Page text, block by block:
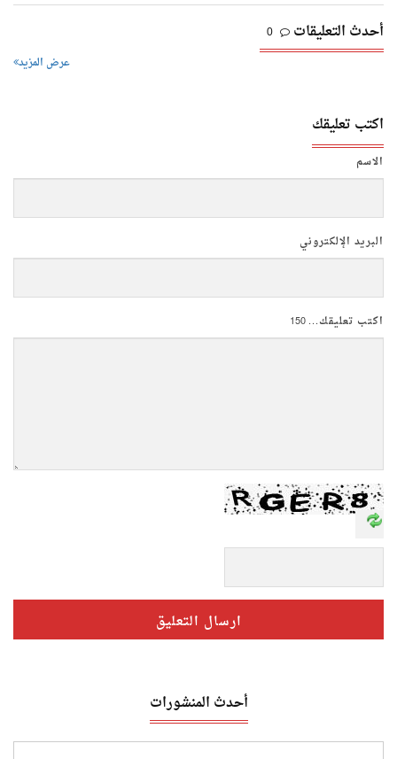
أحدث التعليقات 0
عرض المزيد
اكتب تعليقك
الاسم
البريد الإلكتروني
اكتب تعليقك...150
أحدث المنشورات